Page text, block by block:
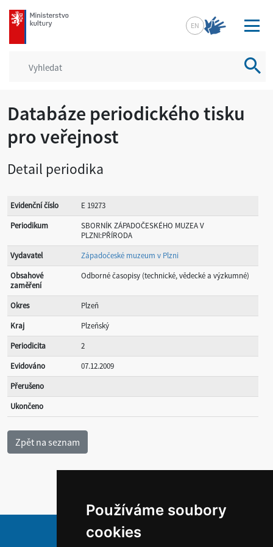
Používáme soubory
cookies
mkcr.cz
EN
Databáze periodického tisku
pro veřejnost
Detail periodika
Evidenční číslo
E 19273
Periodikum
SBORNÍK ZÁPADOČESKÉHO MUZEA V
PLZNI:PŘÍRODA
Vydavatel
Západočeské muzeum v Plzni
Obsahové
zaměření
Odborné časopisy (technické, vědecké a výzkumné)
Okres
Plzeň
Kraj
Plzeňský
Periodicita
2
Evidováno
07.12.2009
Přerušeno
Ukončeno